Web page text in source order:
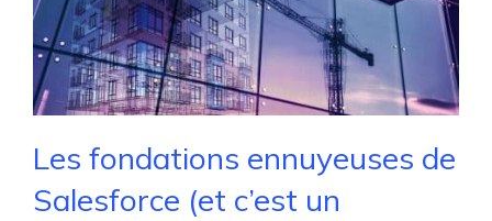
Les fondations ennuyeuses de
Salesforce (et c’est un